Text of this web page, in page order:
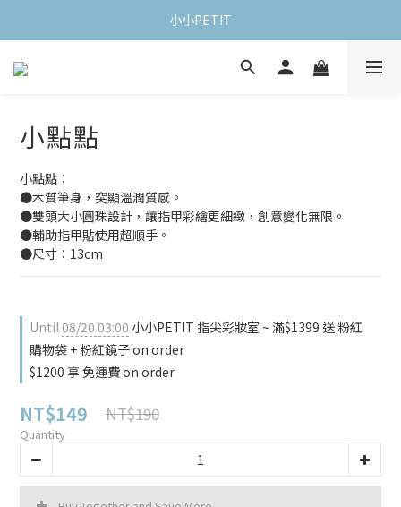
小小PETIT
小點點
小點點：
●木質筆身，突顯溫潤質感。
●雙頭大小圓珠設計，讓指甲彩繪更細緻，創意變化無限。
●輔助指甲貼使用超順手。
●尺寸：13cm
Until08/20 03:00 小小PETIT 指尖彩妝室 ~ 滿$1399 送 粉紅
購物袋 + 粉紅鏡子 on order
$1200 享 免運費 on order
NT$149 NT$190
Quantity